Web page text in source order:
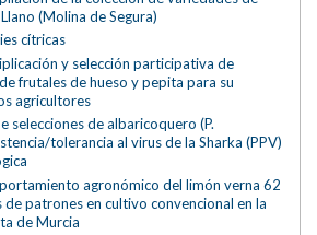
(Molina de Segura)
cítricas
y selección participativa de
frutales de hueso y pepita para su
agricultores
selecciones de albaricoquero (P.
tolerancia al virus de la Sharka (PPV)
agronómico del limón verna 62
patrones en cultivo convencional en la
de Murcia